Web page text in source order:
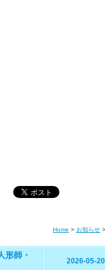
Home > お知らせ >
形師・
2026-05-20